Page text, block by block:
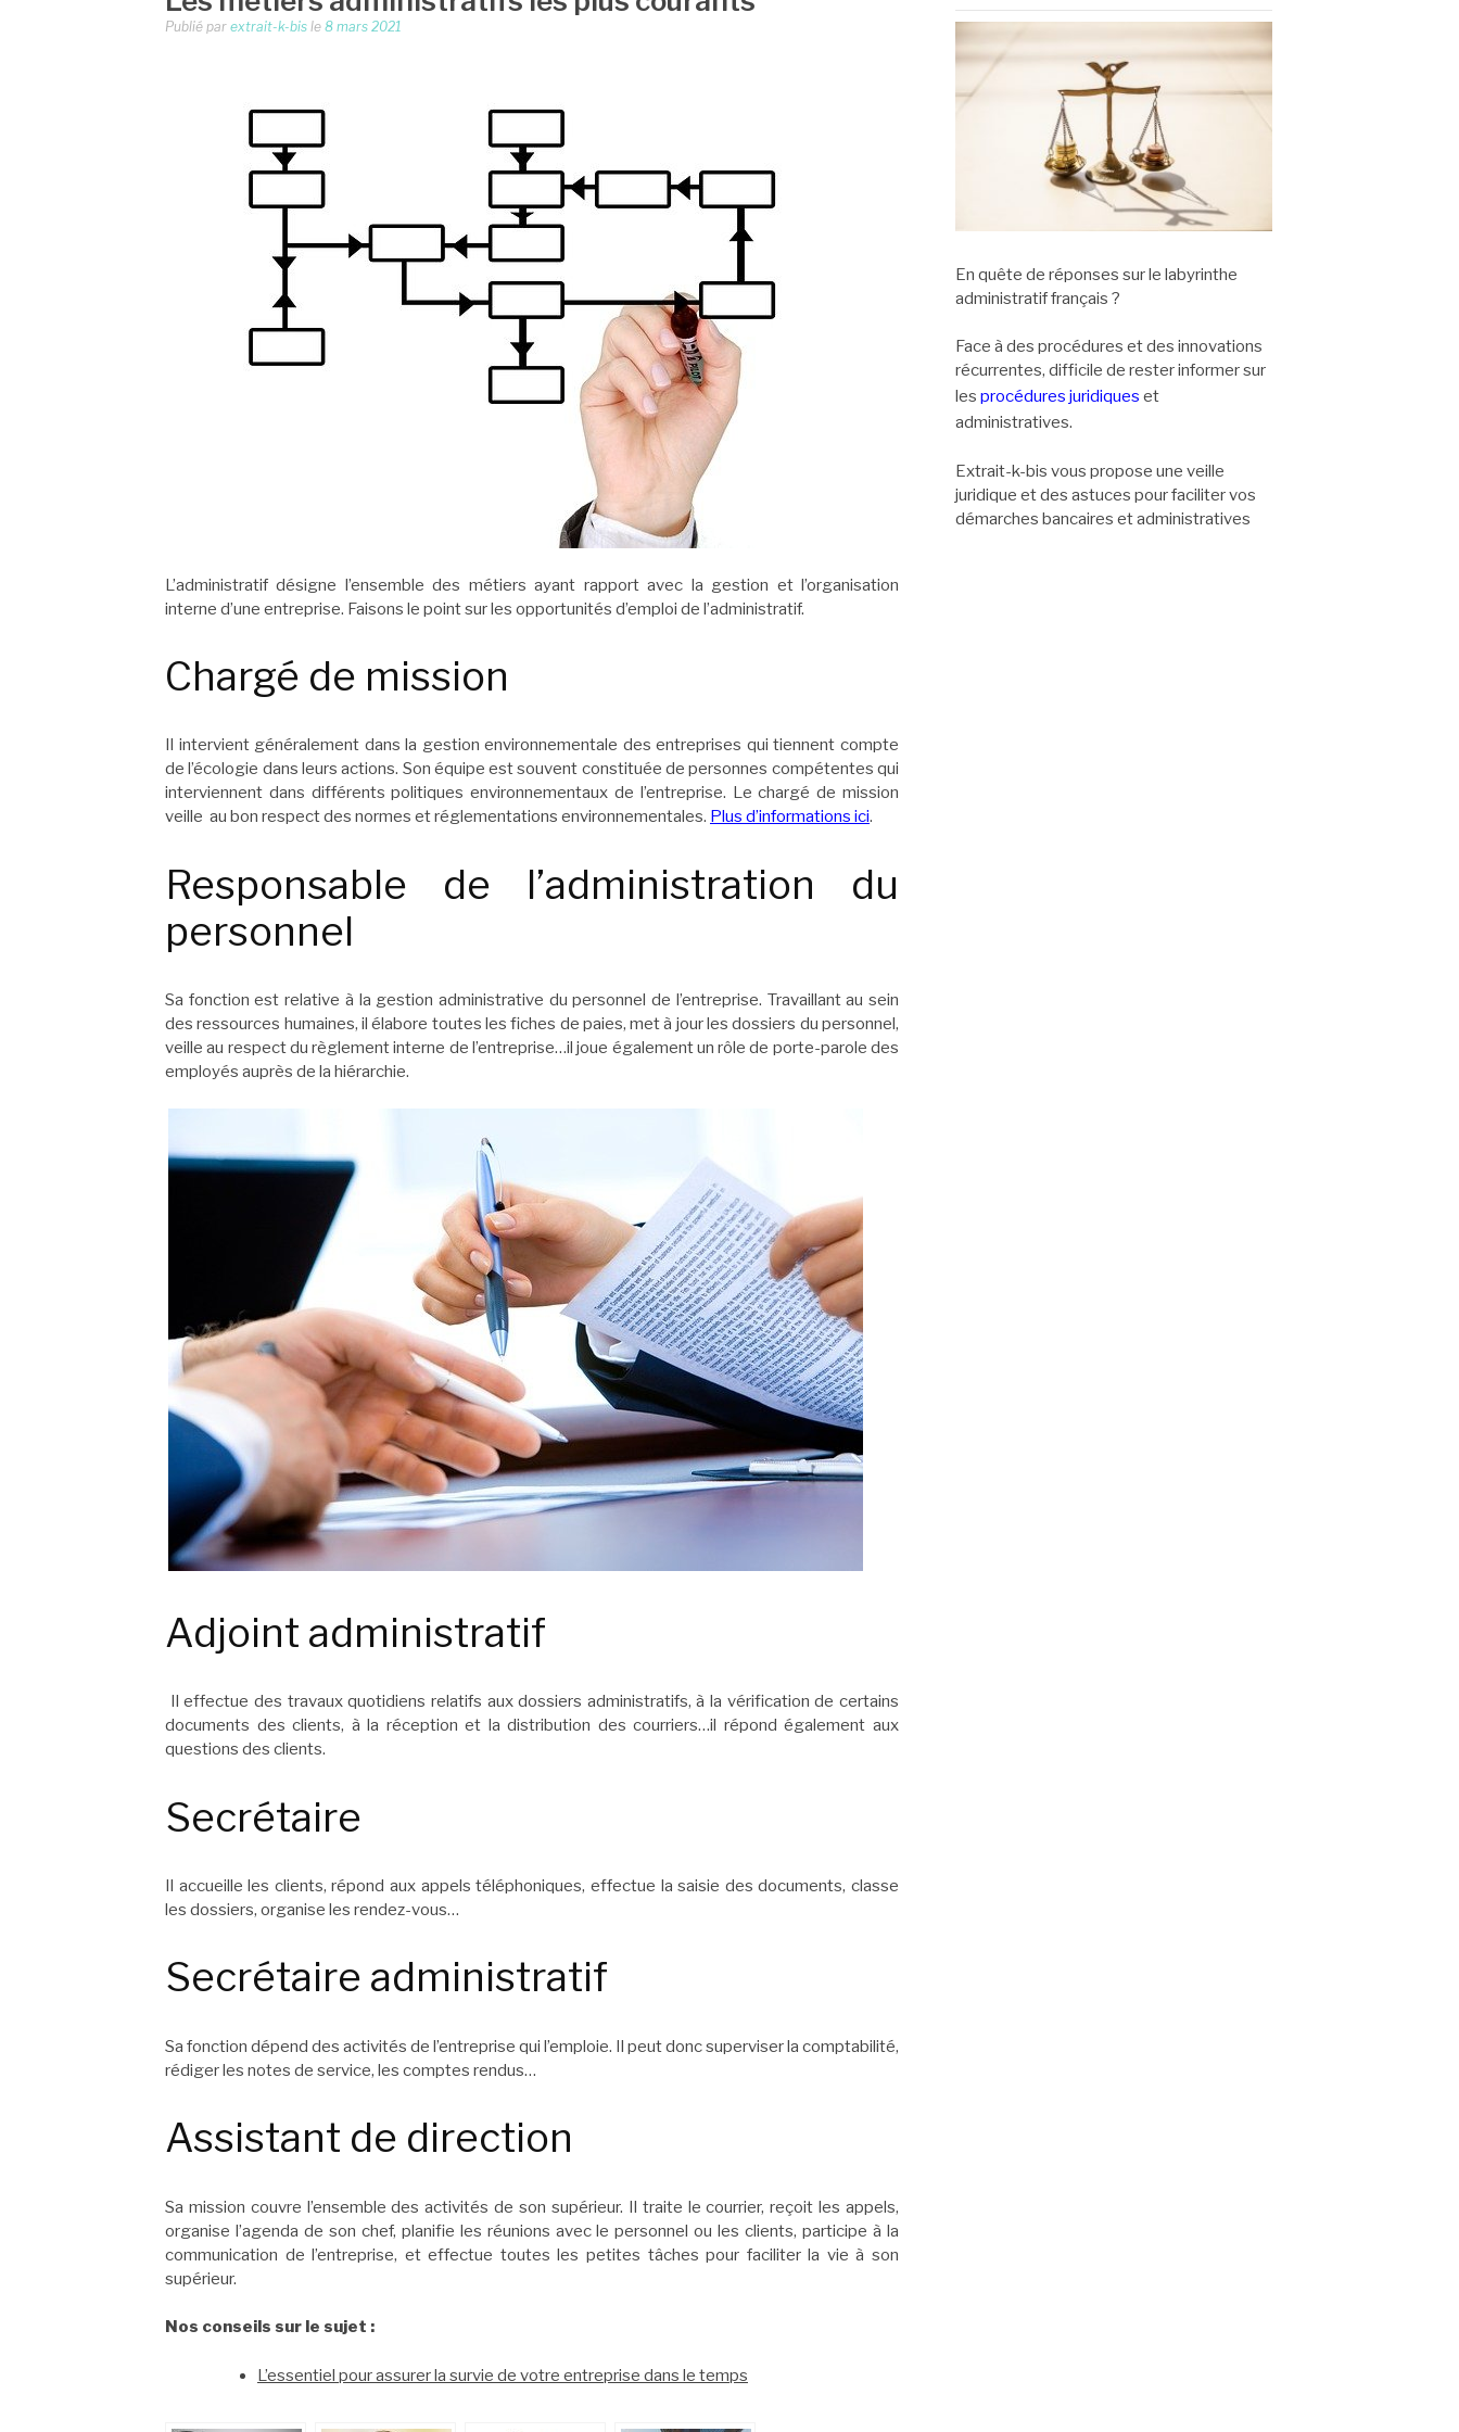
Publié par extrait-k-bis le 8 mars 2021
L’administratif désigne l’ensemble des métiers ayant rapport avec la gestion et l’organisation
interne d’une entreprise. Faisons le point sur les opportunités d’emploi de l’administratif.
Chargé de mission
Il intervient généralement dans la gestion environnementale des entreprises qui tiennent compte
de l’écologie dans leurs actions. Son équipe est souvent constituée de personnes compétentes qui
interviennent dans différents politiques environnementaux de l’entreprise. Le chargé de mission
veille au bon respect des normes et réglementations environnementales. Plus d’informations ici.
Responsable de l’administration du
personnel
Sa fonction est relative à la gestion administrative du personnel de l’entreprise. Travaillant au sein
des ressources humaines, il élabore toutes les fiches de paies, met à jour les dossiers du personnel,
veille au respect du règlement interne de l’entreprise…il joue également un rôle de porte-parole des
employés auprès de la hiérarchie.
Adjoint administratif
Il effectue des travaux quotidiens relatifs aux dossiers administratifs, à la vérification de certains
documents des clients, à la réception et la distribution des courriers…il répond également aux
questions des clients.
Secrétaire
Il accueille les clients, répond aux appels téléphoniques, effectue la saisie des documents, classe
les dossiers, organise les rendez-vous…
Secrétaire administratif
Sa fonction dépend des activités de l’entreprise qui l’emploie. Il peut donc superviser la comptabilité,
rédiger les notes de service, les comptes rendus…
Assistant de direction
Sa mission couvre l’ensemble des activités de son supérieur. Il traite le courrier, reçoit les appels,
organise l’agenda de son chef, planifie les réunions avec le personnel ou les clients, participe à la
communication de l’entreprise, et effectue toutes les petites tâches pour faciliter la vie à son
supérieur.
Nos conseils sur le sujet :
L’essentiel pour assurer la survie de votre entreprise dans le temps
En quête de réponses sur le labyrinthe
administratif français ?
Face à des procédures et des innovations
récurrentes, difficile de rester informer sur
les procédures juridiques et
administratives.
Extrait-k-bis vous propose une veille
juridique et des astuces pour faciliter vos
démarches bancaires et administratives